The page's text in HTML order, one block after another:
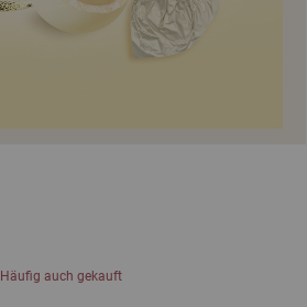
Häufig auch gekauft